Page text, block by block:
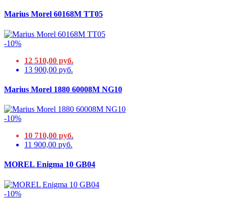
Marius Morel 60168M TT05
-10%
12 510,00 руб.
13 900,00 руб.
Marius Morel 1880 60008M NG10
-10%
10 710,00 руб.
11 900,00 руб.
MOREL Enigma 10 GB04
-10%